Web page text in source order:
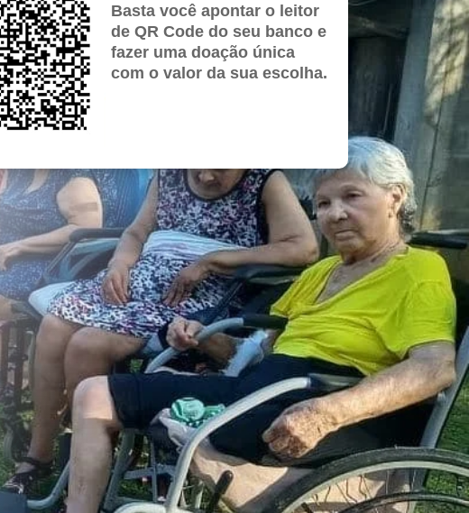
Basta você apontar o leitor
de QR Code do seu banco e
fazer uma doação única
com o valor da sua escolha.